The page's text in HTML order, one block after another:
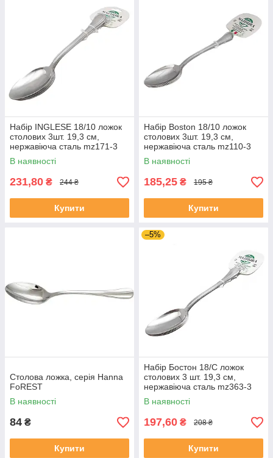
Набір INGLESE 18/10 ложок
столових 3шт. 19,3 см,
нержавіюча сталь mz171-3
MAZHURA
В наявності
231,80 ₴ 244 ₴
Купити
Набір Boston 18/10 ложок
столових 3шт. 19,3 см,
нержавіюча сталь mz110-3
MAZHURA
В наявності
185,25 ₴ 195 ₴
Купити
Столова ложка, серія Hanna
FoREST
В наявності
84 ₴
Купити
–5%
Набір Бостон 18/C ложок
столових 3 шт. 19,3 см,
нержавіюча сталь mz363-3
MAZHURA
В наявності
197,60 ₴ 208 ₴
Купити